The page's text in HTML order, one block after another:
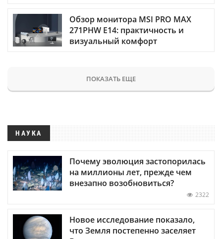
Обзор монитора MSI PRO MAX
271PHW E14: практичность и
визуальный комфорт
ПОКАЗАТЬ ЕЩЕ
НАУКА
Почему эволюция застопорилась
на миллионы лет, прежде чем
внезапно возобновиться?
2322
Новое исследование показало,
что Земля постепенно заселяет